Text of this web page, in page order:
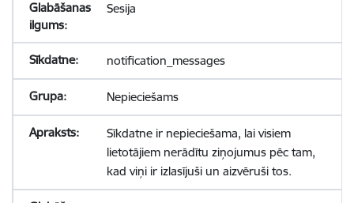
Sesija
notification_messages
Nepieciešams
Sīkdatne ir nepieciešama, lai visiem
lietotājiem nerādītu ziņojumus pēc tam,
kad viņi ir izlasījuši un aizvēruši tos.